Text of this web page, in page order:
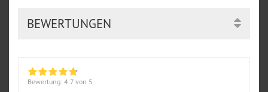
BEWERTUNGEN
Bewertung: 4.7 von 5